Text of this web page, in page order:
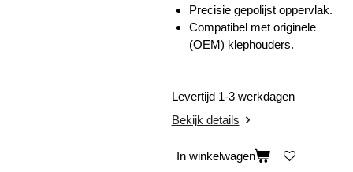
Precisie gepolijst oppervlak.
Compatibel met originele
(OEM) klephouders.
Levertijd 1-3 werkdagen
Bekijk details
In winkelwagen